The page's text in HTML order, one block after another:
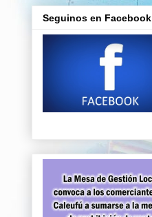
Seguinos en Facebook